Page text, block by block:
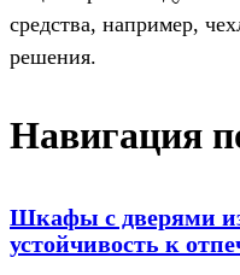
средства, например,
решения.
Навигация
Шкафы с дверями
устойчивость к